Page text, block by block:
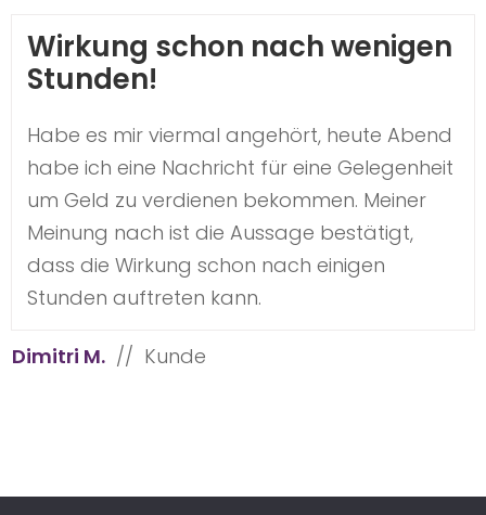
Wirkung schon nach wenigen
Stunden!
Habe es mir viermal angehört, heute Abend
habe ich eine Nachricht für eine Gelegenheit
um Geld zu verdienen bekommen. Meiner
Meinung nach ist die Aussage bestätigt,
dass die Wirkung schon nach einigen
Stunden auftreten kann.
Dimitri M. // Kunde